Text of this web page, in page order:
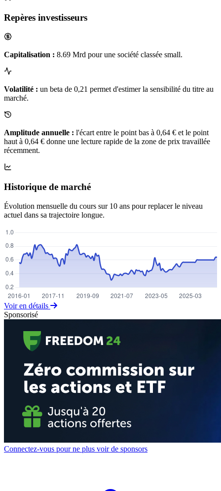
Repères investisseurs
Capitalisation : 8.69 Mrd pour une société classée small.
Volatilité : un beta de 0,21 permet d'estimer la sensibilité du titre au
marché.
Amplitude annuelle : l'écart entre le point bas à 0,64 € et le point
haut à 0,64 € donne une lecture rapide de la zone de prix travaillée
récemment.
Historique de marché
Évolution mensuelle du cours sur 10 ans pour replacer le niveau
actuel dans sa trajectoire longue.
Voir en détails
Sponsorisé
Connectez-vous pour ne plus voir de sponsors